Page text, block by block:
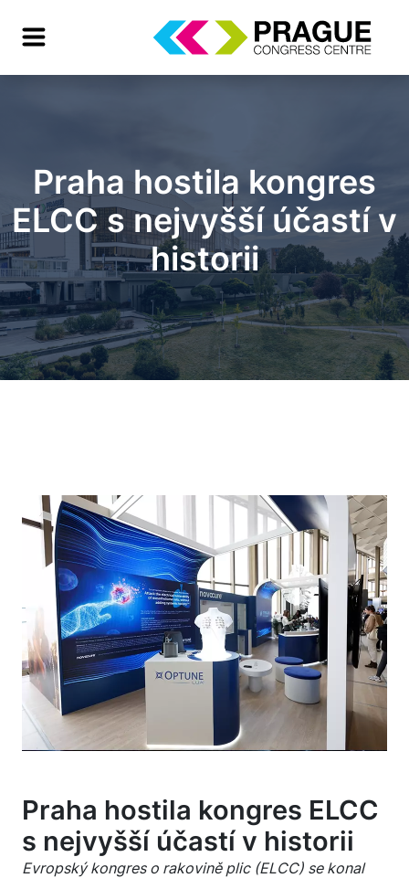
Praha hostila kongres
ELCC s nejvyšší účastí v
historii
Praha hostila kongres ELCC
s nejvyšší účastí v historii
Evropský kongres o rakovině plic (ELCC) se konal